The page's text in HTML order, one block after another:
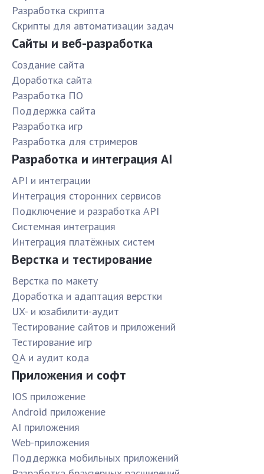
Разработка скрипта
Скрипты для автоматизации задач
Сайты и веб-разработка
Создание сайта
Доработка сайта
Разработка ПО
Поддержка сайта
Разработка игр
Разработка для стримеров
Разработка и интеграция AI
API и интеграции
Интеграция сторонних сервисов
Подключение и разработка API
Системная интеграция
Интеграция платёжных систем
Верстка и тестирование
Верстка по макету
Доработка и адаптация верстки
UX- и юзабилити-аудит
Тестирование сайтов и приложений
Тестирование игр
QA и аудит кода
Приложения и софт
IOS приложение
Android приложение
AI приложения
Web-приложения
Поддержка мобильных приложений